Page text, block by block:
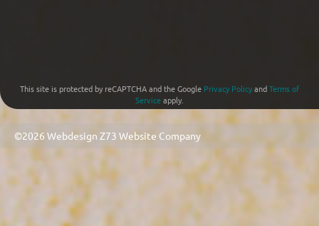
©2026 Webdesign Z73 Website Company
This site is protected by reCAPTCHA and the Google Privacy PolicyandTerms of
Serviceapply.